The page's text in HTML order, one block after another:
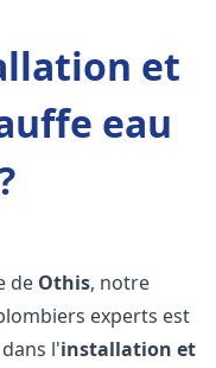
et
eau
de Othis, notre
experts est
l'installation et